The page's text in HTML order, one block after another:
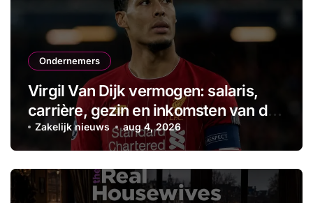
Ondernemers
Virgil Van Dijk vermogen: salaris,
carrière, gezin en inkomsten van de
aanvoerder
Zakelijk nieuws aug 4, 2026